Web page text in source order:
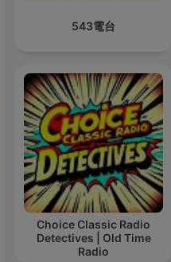
543電台
Choice Classic Radio
Detectives | Old Time
Radio